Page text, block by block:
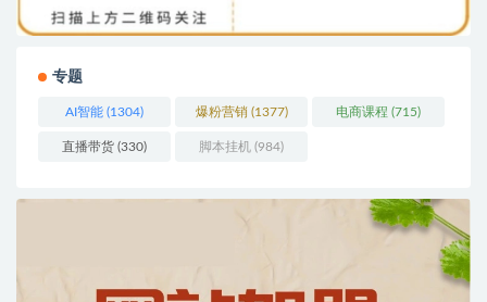
专题
AI智能 (1304) 爆粉营销 (1377) 电商课程 (715)
直播带货 (330) 脚本挂机 (984)